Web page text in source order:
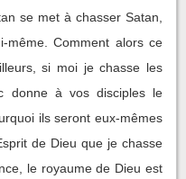
se met à chasser Satan,
même. Comment alors ce
si moi je chasse les
donne à vos disciples le
ils seront eux-mêmes
de Dieu que je chasse
le royaume de Dieu est